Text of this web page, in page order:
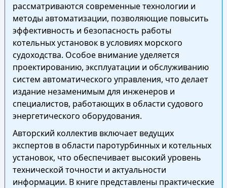
рассматриваются современные технологии и
методы автоматизации, позволяющие повысить
эффективность и безопасность работы
котельных установок в условиях морского
судоходства. Особое внимание уделяется
проектированию, эксплуатации и обслуживанию
систем автоматического управления, что делает
издание незаменимым для инженеров и
специалистов, работающих в области судового
энергетического оборудования.
Авторский коллектив включает ведущих
экспертов в области паротурбинных и котельных
установок, что обеспечивает высокий уровень
технической точности и актуальности
информации. В книге представлены практические